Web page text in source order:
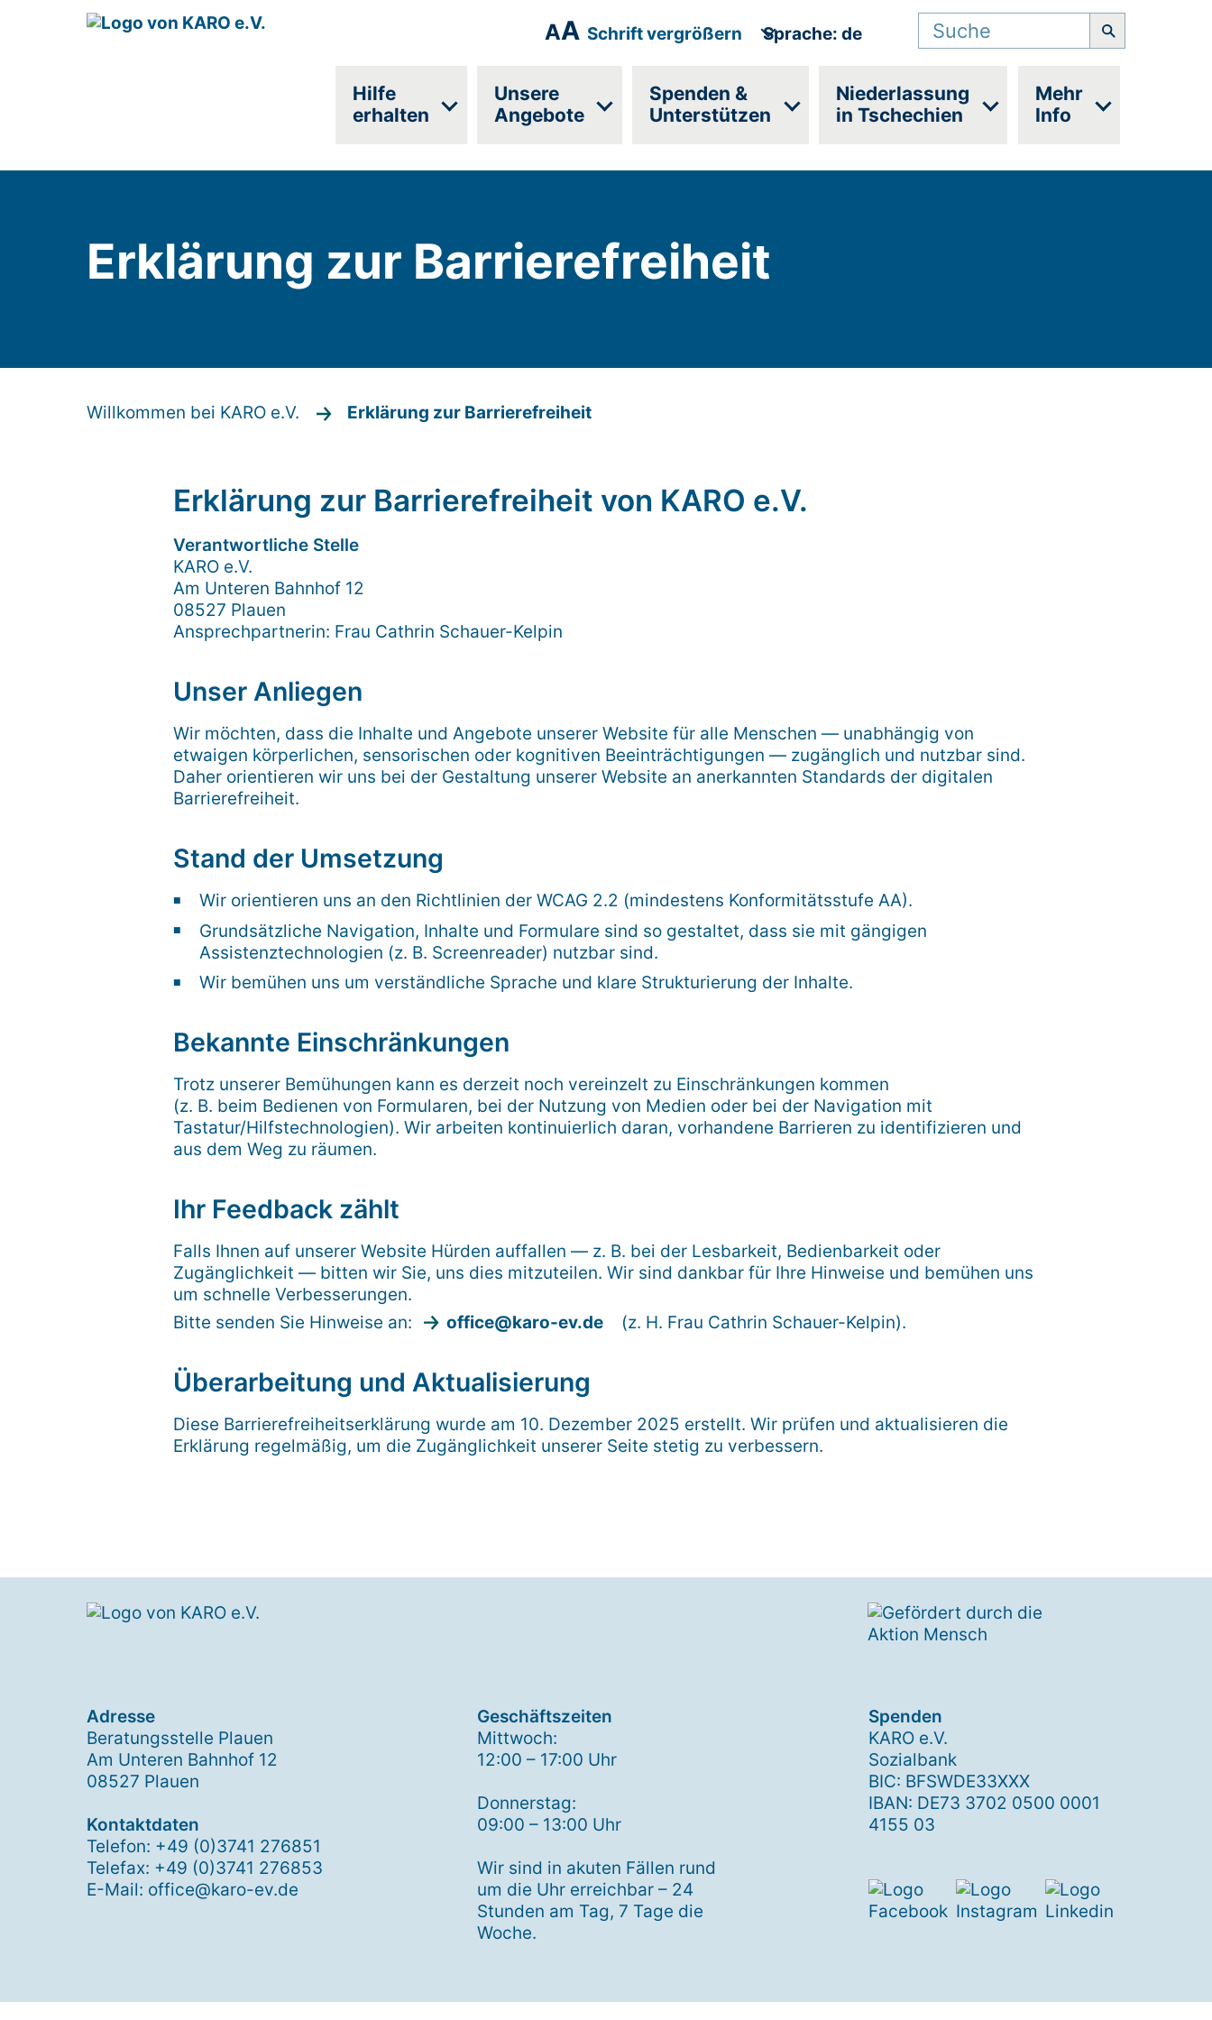
AASchrift vergrößern Sprache: de
Suchbegriff
Hilfe
erhalten
Unsere
Angebote
Spenden &
Unterstützen
Niederlassung
in Tschechien
Mehr
Info
Erklärung zur Barrierefreiheit
Willkommen bei KARO e.V. Erklärung zur Barrierefreiheit
Erklärung zur Barrierefreiheit von KARO e.V.
Verantwortliche Stelle
KARO e.V.
Am Unteren Bahnhof 12
08527 Plauen
Ansprechpartnerin: Frau Cathrin Schauer-Kelpin
Unser Anliegen
Wir möchten, dass die Inhalte und Angebote unserer Website für alle Menschen — unabhängig von
etwaigen körperlichen, sensorischen oder kognitiven Beeinträchtigungen — zugänglich und nutzbar sind.
Daher orientieren wir uns bei der Gestaltung unserer Website an anerkannten Standards der digitalen
Barrierefreiheit.
Stand der Umsetzung
Wir orientieren uns an den Richtlinien der WCAG 2.2 (mindestens Konformitätsstufe AA).
Grundsätzliche Navigation, Inhalte und Formulare sind so gestaltet, dass sie mit gängigen
Assistenztechnologien (z. B. Screenreader) nutzbar sind.
Wir bemühen uns um verständliche Sprache und klare Strukturierung der Inhalte.
Bekannte Einschränkungen
Trotz unserer Bemühungen kann es derzeit noch vereinzelt zu Einschränkungen kommen
(z. B. beim Bedienen von Formularen, bei der Nutzung von Medien oder bei der Navigation mit
Tastatur/Hilfstechnologien). Wir arbeiten kontinuierlich daran, vorhandene Barrieren zu identifizieren und
aus dem Weg zu räumen.
Ihr Feedback zählt
Falls Ihnen auf unserer Website Hürden auffallen — z. B. bei der Lesbarkeit, Bedienbarkeit oder
Zugänglichkeit — bitten wir Sie, uns dies mitzuteilen. Wir sind dankbar für Ihre Hinweise und bemühen uns
um schnelle Verbesserungen.
Bitte senden Sie Hinweise an:
office@karo-ev.de (z. H. Frau Cathrin Schauer-Kelpin).
Überarbeitung und Aktualisierung
Diese Barrierefreiheitserklärung wurde am 10. Dezember 2025 erstellt. Wir prüfen und aktualisieren die
Erklärung regelmäßig, um die Zugänglichkeit unserer Seite stetig zu verbessern.
Adresse
Beratungsstelle Plauen
Am Unteren Bahnhof 12
08527 Plauen
Kontaktdaten
Telefon: +49 (0)3741 276851
Telefax: +49 (0)3741 276853
E-Mail: office@karo-ev.de
Geschäftszeiten
Mittwoch:
12:00 – 17:00 Uhr
Donnerstag:
09:00 – 13:00 Uhr
Wir sind in akuten Fällen rund
um die Uhr erreichbar – 24
Stunden am Tag, 7 Tage die
Woche.
Spenden
KARO e.V.
Sozialbank
BIC: BFSWDE33XXX
IBAN: DE73 3702 0500 0001
4155 03